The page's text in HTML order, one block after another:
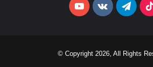
YouTubevk.com
© Copyright 2026, All Rights